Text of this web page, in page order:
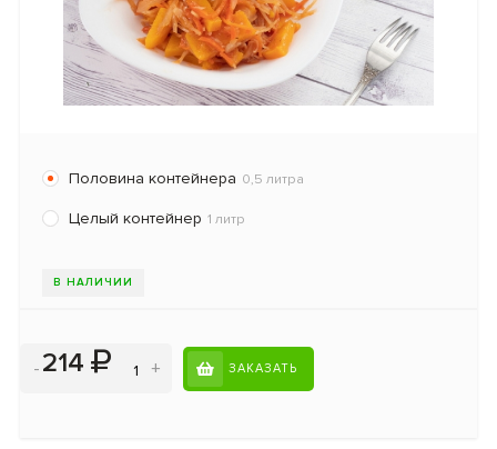
Половина контейнера 0,5 литра
Целый контейнер 1 литр
В НАЛИЧИИ
- 214 + ЗАКАЗАТЬ